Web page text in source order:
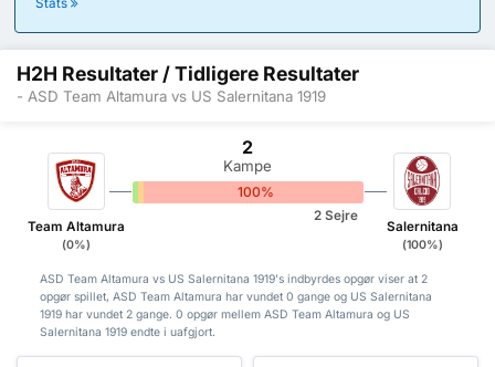
H2H Resultater / Tidligere Resultater
- ASD Team Altamura vs US Salernitana 1919
Team Altamura
(0%)
2
Kampe
100%
2 Sejre
Salernitana
(100%)
ASD Team Altamura vs US Salernitana 1919's indbyrdes opgør viser at 2
opgør spillet, ASD Team Altamura har vundet 0 gange og US Salernitana
1919 har vundet 2 gange. 0 opgør mellem ASD Team Altamura og US
Salernitana 1919 endte i uafgjort.